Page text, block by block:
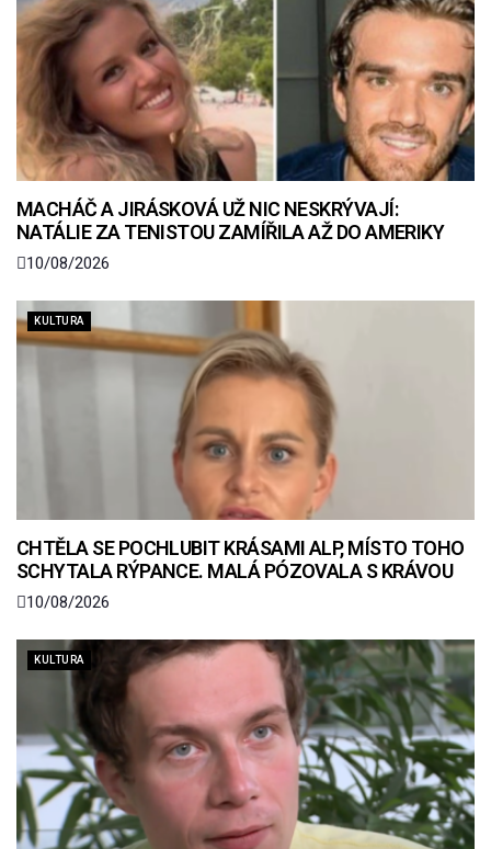
MACHÁČ A JIRÁSKOVÁ UŽ NIC NESKRÝVAJÍ:
NATÁLIE ZA TENISTOU ZAMÍŘILA AŽ DO AMERIKY
10/08/2026
KULTURA
CHTĚLA SE POCHLUBIT KRÁSAMI ALP, MÍSTO TOHO
SCHYTALA RÝPANCE. MALÁ PÓZOVALA S KRÁVOU
10/08/2026
KULTURA